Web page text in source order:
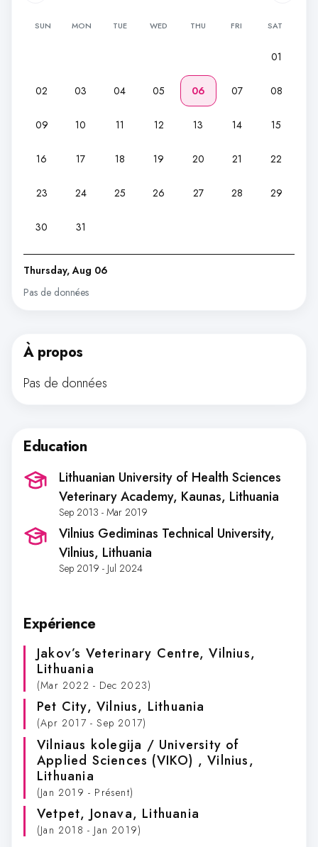
SUN MON TUE WED THU FRI SAT
01
02 03 04 05 06 07 08
09 10 11 12 13 14 15
16 17 18 19 20 21 22
23 24 25 26 27 28 29
30 31
Thursday, Aug 06
Pas de données
À propos
Pas de données
Education
Lithuanian University of Health Sciences
Veterinary Academy, Kaunas, Lithuania
Sep 2013 - Mar 2019
Vilnius Gediminas Technical University,
Vilnius, Lithuania
Sep 2019 - Jul 2024
Expérience
Jakov’s Veterinary Centre, Vilnius,
Lithuania
(Mar 2022 - Dec 2023)
Pet City, Vilnius, Lithuania
(Apr 2017 - Sep 2017)
Vilniaus kolegija / University of
Applied Sciences (VIKO) , Vilnius,
Lithuania
(Jan 2019 - Présent)
Vetpet, Jonava, Lithuania
(Jan 2018 - Jan 2019)